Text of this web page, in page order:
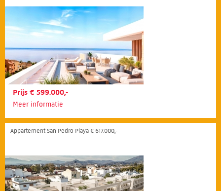
Prijs € 599.000,-
Meer informatie
Appartement San Pedro Playa € 617.000,-